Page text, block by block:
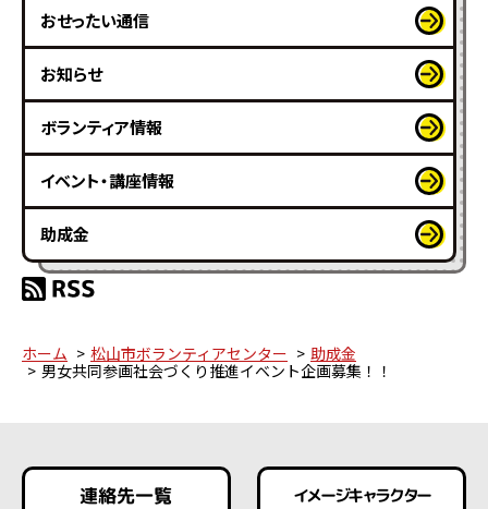
おせったい通信
お知らせ
ボランティア情報
イベント・講座情報
助成金
ホーム 松山市ボランティアセンター
助成金
男女共同参画社会づくり推進イベント企画募集！！
連絡先一覧 イメージキャラクター